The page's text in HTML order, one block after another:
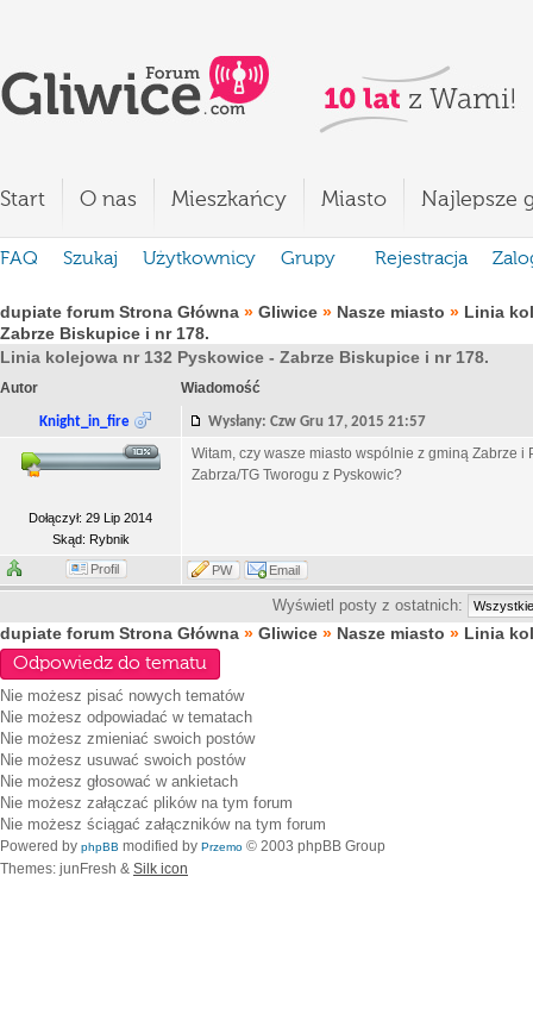
Start O nas Mieszkańcy Miasto Najlepsze
FAQ Szukaj Użytkownicy Grupy Rejestracja
dupiate forum Strona Główna » Gliwice » Nasze miasto » Linia
Zabrze Biskupice i nr 178.
Linia kolejowa nr 132 Pyskowice - Zabrze Biskupice i nr 178.
Autor Wiadomość
Knight_in_fire Wysłany: Czw Gru 17, 2015 21:57
Dołączył: 29 Lip 2014
Skąd: Rybnik
Witam, czy wasze miasto wspólnie z gminą Zabrze i
Zabrza/TG Tworogu z Pyskowic?
Profil PW Email
Wyświetl posty z ostatnich:
dupiate forum Strona Główna » Gliwice » Nasze miasto » Linia
Odpowiedz do tematu
Nie możesz pisać nowych tematów
Nie możesz odpowiadać w tematach
Nie możesz zmieniać swoich postów
Nie możesz usuwać swoich postów
Nie możesz głosować w ankietach
Nie możesz załączać plików na tym forum
Nie możesz ściągać załączników na tym forum
Powered by phpBB modified by Przemo © 2003 phpBB Group
Themes: junFresh & Silk icon